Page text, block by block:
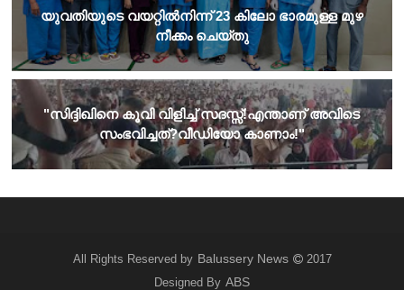
യുവതിയുടെ വയറ്റില്‍നിന്ന് 23 കിലോ ഭാരമുള്ള മുഴ
നീക്കം ചെയ്തു
​"സിദ്ദിഖിനെ കൂവി വിളിച്ച് സദസ്സ്!എന്താണ് അവിടെ
സംഭവിച്ചത്?വീഡിയോ കാണാം!"
All Rights Reserved by Balussery News
2017
Designed By ABS